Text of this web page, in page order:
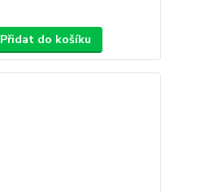
Přidat do košíku